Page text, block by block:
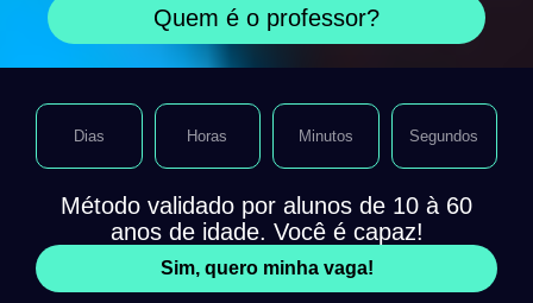
Quem é o professor?
Método validado por alunos de 10 à 60
anos de idade. Você é capaz!
Sim, quero minha vaga!
Dias Horas Minutos Segundos